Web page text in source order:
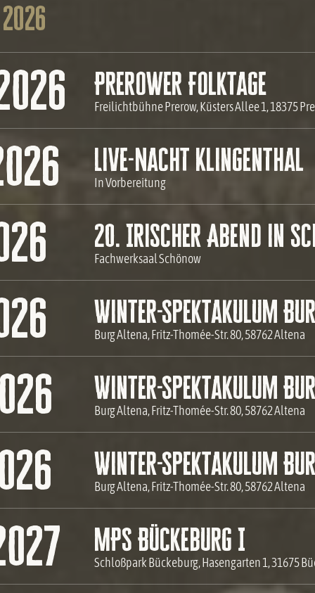
Prerower Folktage
Freilichtbühne Prerow, Küsters Allee 1, 18375
Live-Nacht Klingenthal
In Vorbereitung
20. Irischer Abend in
Fachwerksaal Schönow
Winter-Spektakulum
Burg Altena, Fritz-Thomée-Str. 80, 58762 Altena
Winter-Spektakulum
Burg Altena, Fritz-Thomée-Str. 80, 58762 Altena
Winter-Spektakulum
Burg Altena, Fritz-Thomée-Str. 80, 58762 Altena
MPS Bückeburg I
Schloßpark Bückeburg, Hasengarten 1, 31675